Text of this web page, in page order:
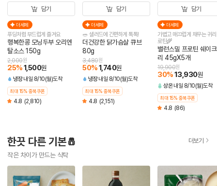
담기
더세페
푸딩처럼 부드럽게 즐겨요
행복한콩 모닝두부 오리엔
탈소스 150g
25%1,500원
2,000원
냉장 내일 8/10(월)도착
최대 15% 중복쿠폰
4.8 (2,810)
담기
더세페
🥗 샐러드에 간편하게 톡톡!
더건강한 닭가슴살 큐브
80g
50%1,740원
3,480원
냉장 내일 8/10(월)도착
최대 15% 중복쿠폰
4.8 (2,151)
담기
더세페
가볍고 매끄럽게 채우는 귀
로틴🌾
밸런스밀 프로틴 쉐이
리 45gX5개
30%13,930원
19,900원
상온 내일 8/10(월)도착
최대 15% 중복쿠폰
4.8 (86)
한끗 다른 기본🧂
작은 차이가 만드는 식탁
더보기